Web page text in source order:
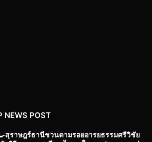
NEWS POST
สุราษฎร์ธานีชวนตามรอยอารยธรรมศรีวิชัย